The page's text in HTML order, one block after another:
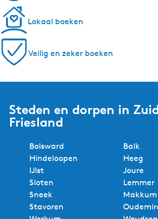
Lokaal boeken
Veilig en zeker boeken
Steden en dorpen in
Friesland
Bolsward
Balk
Hindeloopen
Heeg
IJlst
Joure
Sloten
Lemmer
Sneek
Makkum
Stavoren